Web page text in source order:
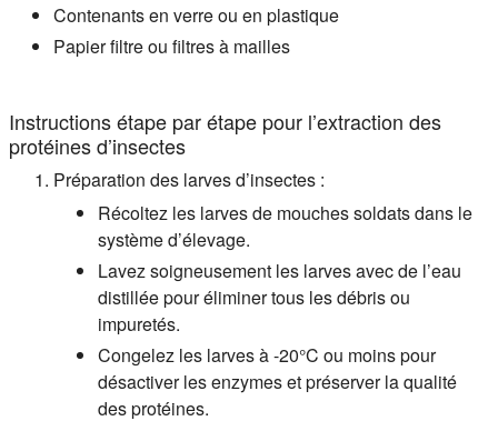
Contenants en verre ou en plastique
Papier filtre ou filtres à mailles
Instructions étape par étape pour l’extraction des
protéines d’insectes
Préparation des larves d’insectes :
Récoltez les larves de mouches soldats dans le
système d’élevage.
Lavez soigneusement les larves avec de l’eau
distillée pour éliminer tous les débris ou
impuretés.
Congelez les larves à -20°C ou moins pour
désactiver les enzymes et préserver la qualité
des protéines.